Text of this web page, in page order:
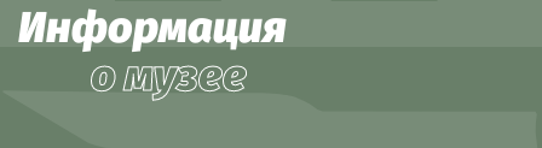
Информация
о музее